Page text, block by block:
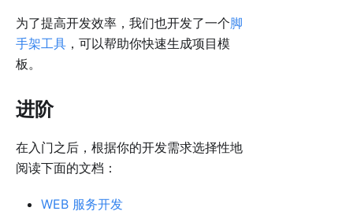
为了提高开发效率，我们也开发了一个脚
手架工具 ，可以帮助你快速生成项目模
板。
进阶
在入门之后，根据你的开发需求选择性地
阅读下面的文档：
WEB 服务开发